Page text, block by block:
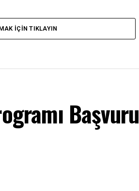
İÇIN TIKLAYIN
Başvuru